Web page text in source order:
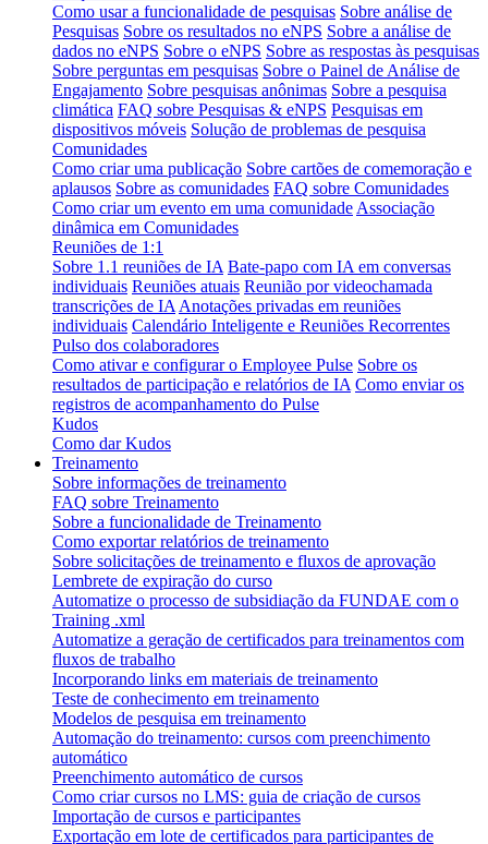
Como usar a funcionalidade de pesquisas Sobre análise de
Pesquisas Sobre os resultados no eNPS Sobre a análise de
dados no eNPS Sobre o eNPS Sobre as respostas às pesquisas
Sobre perguntas em pesquisas Sobre o Painel de Análise de
Engajamento Sobre pesquisas anônimas Sobre a pesquisa
climática FAQ sobre Pesquisas & eNPS Pesquisas em
dispositivos móveis Solução de problemas de pesquisa
Comunidades
Como criar uma publicação Sobre cartões de comemoração e
aplausos Sobre as comunidades FAQ sobre Comunidades
Como criar um evento em uma comunidade Associação
dinâmica em Comunidades
Reuniões de 1:1
Sobre 1.1 reuniões de IA Bate-papo com IA em conversas
individuais Reuniões atuais Reunião por videochamada
transcrições de IA Anotações privadas em reuniões
individuais Calendário Inteligente e Reuniões Recorrentes
Pulso dos colaboradores
Como ativar e configurar o Employee Pulse Sobre os
resultados de participação e relatórios de IA Como enviar os
registros de acompanhamento do Pulse
Kudos
Como dar Kudos
Treinamento
Sobre informações de treinamento
FAQ sobre Treinamento
Sobre a funcionalidade de Treinamento
Como exportar relatórios de treinamento
Sobre solicitações de treinamento e fluxos de aprovação
Lembrete de expiração do curso
Automatize o processo de subsidiação da FUNDAE com o
Training .xml
Automatize a geração de certificados para treinamentos com
fluxos de trabalho
Incorporando links em materiais de treinamento
Teste de conhecimento em treinamento
Modelos de pesquisa em treinamento
Automação do treinamento: cursos com preenchimento
automático
Preenchimento automático de cursos
Como criar cursos no LMS: guia de criação de cursos
Importação de cursos e participantes
Exportação em lote de certificados para participantes de